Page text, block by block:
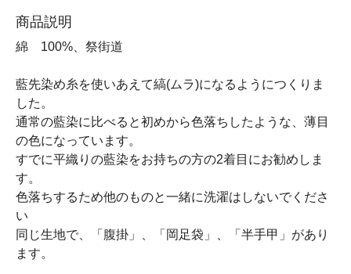
商品説明
綿 100%、祭街道
藍先染め糸を使いあえて縞(ムラ)になるようにつくりま
した。
通常の藍染に比べると初めから色落ちしたような、薄目
の色になっています。
すでに平織りの藍染をお持ちの方の2着目にお勧めしま
す。
色落ちするため他のものと一緒に洗濯はしないでくださ
い
同じ生地で、「腹掛」、「岡足袋」、「半手甲」があり
ます。